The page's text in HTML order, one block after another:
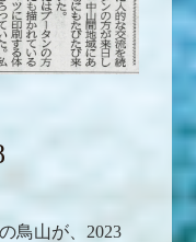
鳥山が、2023